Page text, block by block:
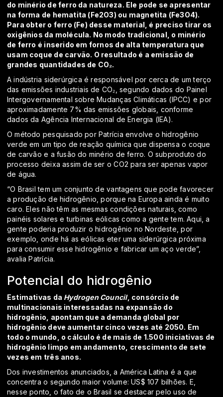
do minério de ferro da natureza. Ele pode se apresentar
na forma de hematita (Fe2O3) ou magnetita (Fe3O4).
Para obter o ferro (Fe) desse material, é preciso tirar os
oxigênios da molécula. No modo tradicional, o minério
de ferro é inserido em fornos de alta temperatura que
usam coque de carvão. O resultado é a emissão de
grandes quantidades de CO₂.
A indústria siderúrgica é responsável por cerca de um terço
das emissões industriais de CO₂, segundo dados do Painel
Intergovernamental sobre Mudanças Climáticas (IPCC) e por
aproximadamente 7% das emissões globais, conforme
dados da Agência Internacional de Energia (IEA).
O método pesquisado por Patrícia envolve o hidrogênio
verde em um tipo de reação química que dispensa o coque
de carvão e a fusão do minério de ferro. O subproduto do
processo deixa assim de ser o CO2 para ser apenas vapor
de água.
“O Brasil tem um conjunto de vantagens que pode favorecer
a produção de hidrogênio, porque na Europa ainda é muito
caro. Eles não têm as mesmas condições naturais, como
painéis solares e turbinas eólicas como a gente tem. Aqui, a
gente poderia produzir o hidrogênio no Nordeste, por
exemplo, onde há as eólicas eter uma siderúrgica próxima
para consumir esse hidrogênio e fabricar um aço verde”,
avalia Patrícia.
Potencial do hidrogênio
Estimativas da Hydrogen Council, consórcio de
multinacionais interessadas na expansão do
hidrogênio, apontam que a demanda global por
hidrogênio deve aumentar cinco vezes até 2050. Em
todo o mundo, o cálculo é de mais de 1.500 iniciativas de
hidrogênio limpo em andamento, crescimento de sete
vezes em três anos.
Dos investimentos anunciados, a América Latina é a que
concentra o segundo maior volume: US$ 107 bilhões. E,
nesse ponto, o fato de o Brasil se destacar pelo uso de